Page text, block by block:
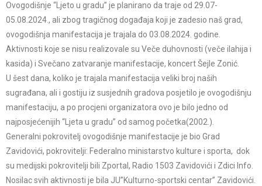
Ovogodišnje “Ljeto u gradu” je planirano da traje od 29.07-
05.08.2024., ali zbog tragičnog događaja koji je zadesio naš grad,
ovogodišnja manifestacija je trajala do 03.08.2024. godine.
Aktivnosti koje se nisu realizovale su Veče duhovnosti (veče ilahija i
kasida) i Svečano zatvaranje manifestacije, koncert Šejle Zonić.
U šest dana, koliko je trajala manifestacija veliki broj naših
sugrađana, ali i gostiju iz susjednih gradova posjetilo je ovogodišnju
manifestaciju, a po procjeni organizatora ovo je bilo jedno od
najposjećenijih “Ljeta u gradu” od samog početka(2002.).
Generalni pokrovitelj ovogodišnje manifestacije je bio Grad
Zavidovići, pokrovitelji: Federalno ministarstvo kulture i sporta, dok
su medijski pokrovitelji bili Zportal, Radio 1503 Zavidovići i Zdici Info.
Nosilac svih aktivnosti je bila JU”Kulturno-sportski centar” Zavidovići.